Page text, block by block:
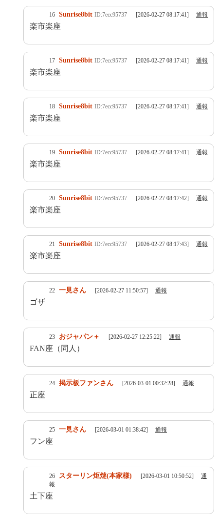
16 Sunrise8bit ID:7ecc95737 [2026-02-27 08:17:41] 通報
楽市楽座
17 Sunrise8bit ID:7ecc95737 [2026-02-27 08:17:41] 通報
楽市楽座
18 Sunrise8bit ID:7ecc95737 [2026-02-27 08:17:41] 通報
楽市楽座
19 Sunrise8bit ID:7ecc95737 [2026-02-27 08:17:41] 通報
楽市楽座
20 Sunrise8bit ID:7ecc95737 [2026-02-27 08:17:42] 通報
楽市楽座
21 Sunrise8bit ID:7ecc95737 [2026-02-27 08:17:43] 通報
楽市楽座
22 一見さん [2026-02-27 11:50:57] 通報
ゴザ
23 おジャパン＋ [2026-02-27 12:25:22] 通報
FAN座（同人）
24 掲示板ファンさん [2026-03-01 00:32:28] 通報
正座
25 一見さん [2026-03-01 01:38:42] 通報
フン座
26 スターリン炬燵(本家様) [2026-03-01 10:50:52]
通
報
土下座